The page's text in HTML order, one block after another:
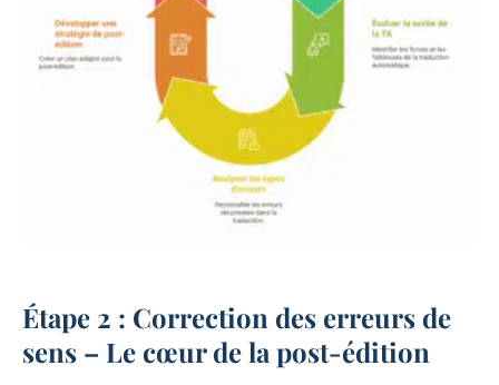
Étape 2 : Correction des erreurs de
sens – Le cœur de la post-édition